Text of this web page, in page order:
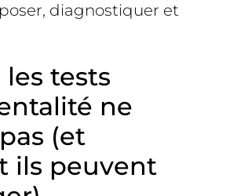
diagnostiquer et
tests
ne
(et
ils peuvent